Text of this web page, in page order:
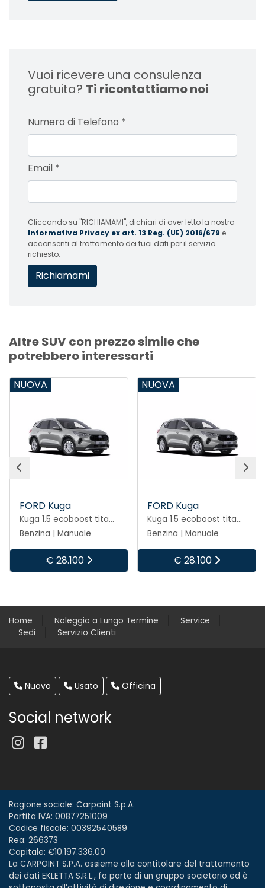
Vuoi ricevere una consulenza
gratuita? Ti ricontattiamo noi
Numero di Telefono *
Email *
Cliccando su "RICHIAMAMI", dichiari di aver letto la nostra
Informativa Privacy ex art. 13 Reg. (UE) 2016/679 e
acconsenti al trattamento dei tuoi dati per il servizio
richiesto.
Altre SUV con prezzo simile che
potrebbero interessarti
NUOVA
FORD Kuga
Kuga 1.5 ecoboost titanium 2wd 150cv
Benzina | Manuale
€ 28.100
NUOVA
FORD Kuga
Kuga 1.5 ecoboost titanium 2wd 150cv
Benzina | Manuale
€ 28.100
Home Noleggio a Lungo Termine
Service
Sedi
Servizio Clienti
Nuovo Usato Officina
Social network
Ragione sociale: Carpoint S.p.A.
Partita IVA: 00877251009
Codice fiscale: 00392540589
Rea: 266373
Capitale: €10.197.336,00
La CARPOINT S.P.A. assieme alla contitolare del trattamento
dei dati EKLETTA S.R.L., fa parte di un gruppo societario ed è